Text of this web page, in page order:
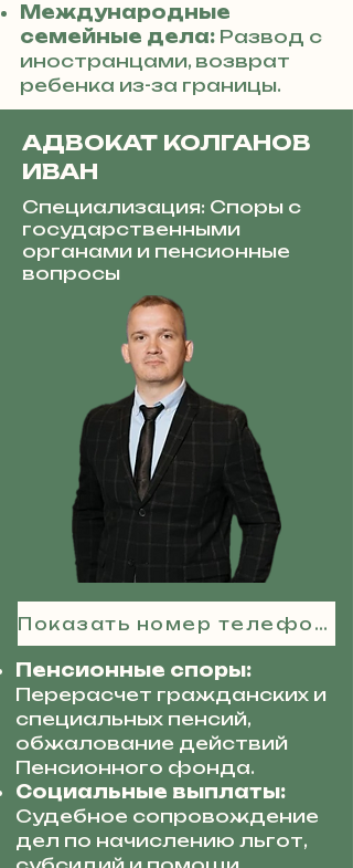
Международные
семейные дела: Развод с
иностранцами, возврат
ребенка из-за границы.
АДВОКАТ КОЛГАНОВ
ИВАН
Специализация: Споры с
государственными
органами и пенсионные
вопросы
Показать номер телефона
Пенсионные споры:
Перерасчет гражданских и
специальных пенсий,
обжалование действий
Пенсионного фонда.
Социальные выплаты:
Судебное сопровождение
дел по начислению льгот,